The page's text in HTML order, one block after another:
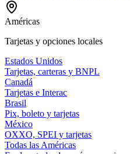
Américas
Tarjetas y opciones locales
Estados Unidos
Tarjetas, carteras y BNPL
Canadá
Tarjetas e Interac
Brasil
Pix, boleto y tarjetas
México
OXXO, SPEI y tarjetas
Todas las Américas